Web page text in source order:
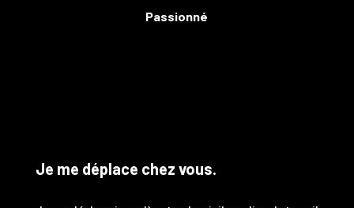
Passionné
Je me déplace chez vous.